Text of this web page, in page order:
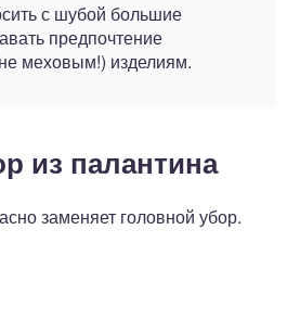
с шубой большие
предпочтение
меховым!) изделиям.
из палантина
заменяет головной убор.